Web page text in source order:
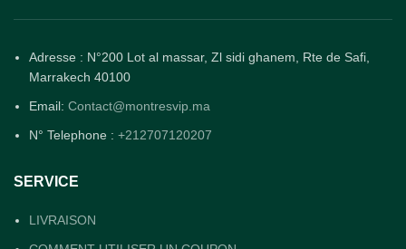
Adresse : N°200 Lot al massar, Zl sidi ghanem, Rte de Safi,
Marrakech 40100
Email: Contact@montresvip.ma
N° Telephone : +212707120207
SERVICE
LIVRAISON